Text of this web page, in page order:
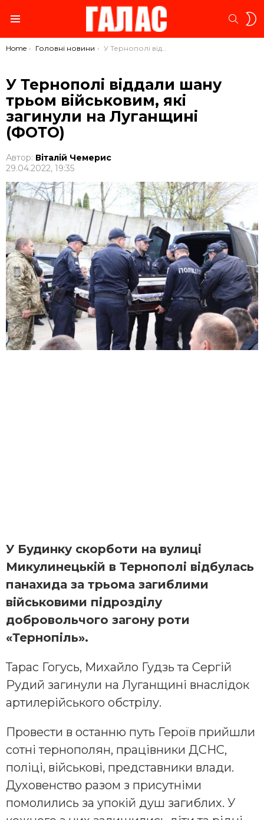
You are here:
Home Головні новини У Тернополі віддали шану трьом військовим, які загинули на Луганщині (ФОТО)
У Тернополі віддали шану
трьом військовим, які
загинули на Луганщині
(ФОТО)
Автор: Віталій Чемерис
29.04.2022, 19:35
У Будинку скорботи на вулиці
Микулинецькій в Тернополі відбулась
панахида за трьома загиблими
військовими підрозділу
добровольчого загону роти
«Тернопіль».
Тарас Гогусь, Михайло Гудзь та Сергій
Рудий загинули на Луганщині внаслідок
артилерійського обстрілу.
Провести в останню путь Героїв прийшли
сотні тернополян, працівники ДСНС,
поліці, військові, представники влади.
Духовенство разом з присутніми
помолились за упокій душ загиблих. У